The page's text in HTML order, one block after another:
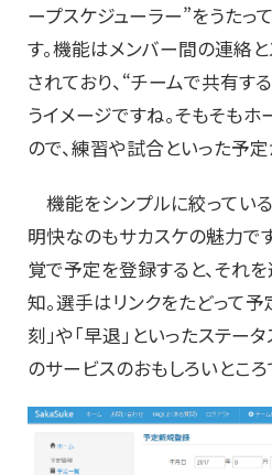
ープスケジューラー”をうたっ
す。機能はメンバー間の連絡
されており、“チームで共有す
うイメージですね。そもそも
ので、練習や試合といった予
機能をシンプルに絞ってい
明快なのもサカスケの魅力で
覚で予定を登録すると、それ
知。選手はリンクをたどって予
刻」や「早退」といったステー
のサービスのおもしろいところ